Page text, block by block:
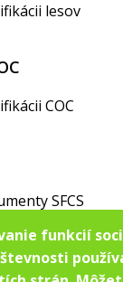
lesov
COC
SFCS
funkcií